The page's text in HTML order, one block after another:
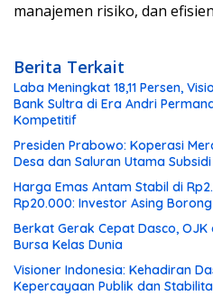
manajemen risiko, dan
Berita Terkait
Laba Meningkat 18,11 Persen,
Bank Sultra di Era Andri
Kompetitif
Presiden Prabowo: Koperasi
Desa dan Saluran Utama
Harga Emas Antam Stabil di
Rp20.000: Investor Asing Borong
Berkat Gerak Cepat Dasco,
Bursa Kelas Dunia
Visioner Indonesia: Kehadiran
Kepercayaan Publik dan